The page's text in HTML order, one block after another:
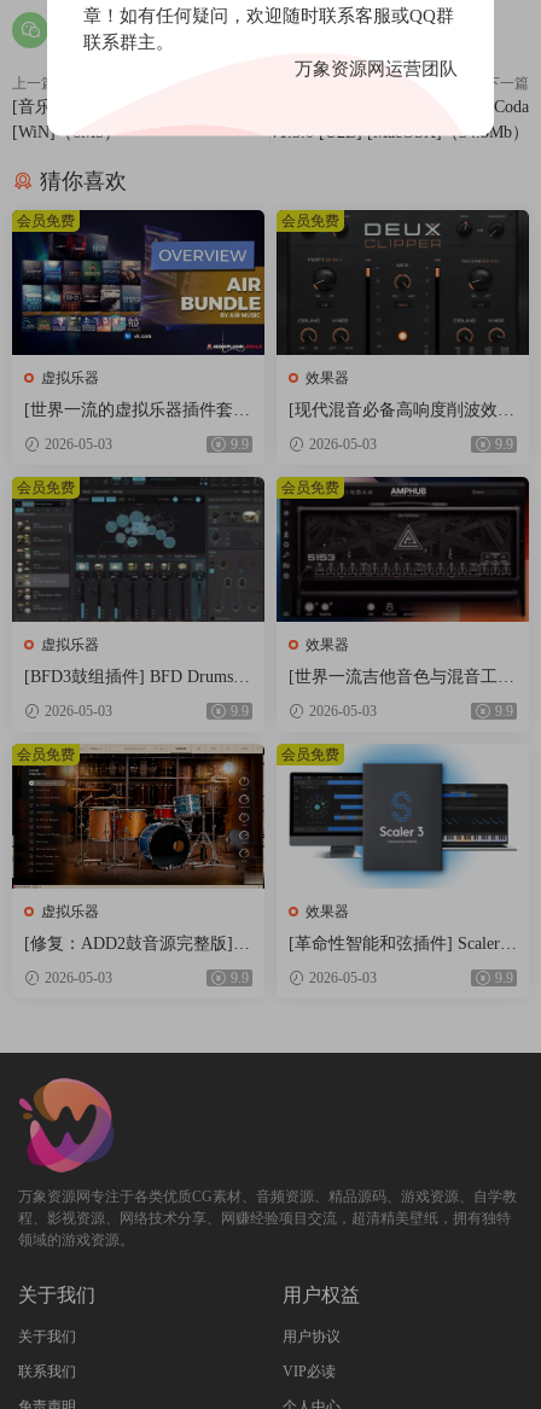
上一篇
[音乐分析工具]zplane deCoda v1.3
[WiN]（6Mb）
下一篇
[音乐分析工具]zplane deCoda
v1.3.0 [U2B] [MacOSX]（34.3Mb）
猜你喜欢
虚拟乐器
[世界一流的虚拟乐器插件套
装] AIR Music Technology Instr
uments Bundle 2025-R2R [WiN]
（5.92GB）
2026-05-03 9.9
会员免费
效果器
[现代混音必备高响度削波效果
插件] Audioloom Maciel Audio
Deux Clipper v1.0.0 [WiN, Mac
OSX]（34.5MB+145MB)
2026-05-03 9.9
会员免费
虚拟乐器
[BFD3鼓组插件] BFD Drums B
FD3 v3.5.0.49-R2R [WiN]（60.
2026-05-03 9.9
会员免费
效果器
[世界一流吉他音色与混音工具
全套合集] STL Tones Bundle v
2026.04 [WiN, MacOSX]（1.48
GB+3.34GB）
2026-05-03 9.9
会员免费
虚拟乐器
[修复：ADD2鼓音源完整版] X
LN Audio Addictive Drums 2 C
omplete v2.9.0.4 FIXED ONLY-
2026-05-03 9.9
会员免费
效果器
[革命性智能和弦插件] Scaler
Music Scaler 3 v3.2.2 Regged-H
CiSO [MacOSX]（1.45GB）
2026-05-03 9.9
会员免费
万象资源网专注于各类优质CG素材、音频资源、精品源码、游戏资源、自学教
程、影视资源、网络技术分享、网赚经验项目交流，超清精美壁纸，拥有独特
领域的游戏资源。
关于我们
关于我们
联系我们
用户权益
用户协议
VIP必读
章！如有任何疑问，欢迎随时联系客服或QQ群
联系群主。
万象资源网运营团队